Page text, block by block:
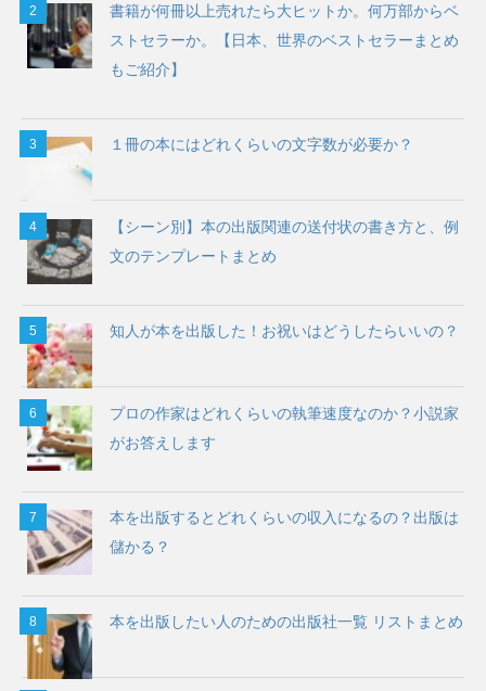
書籍が何冊以上売れたら大ヒットか。何万部からベ
ストセラーか。【日本、世界のベストセラーまとめ
もご紹介】
１冊の本にはどれくらいの文字数が必要か？
【シーン別】本の出版関連の送付状の書き方と、例
文のテンプレートまとめ
知人が本を出版した！お祝いはどうしたらいいの？
プロの作家はどれくらいの執筆速度なのか？小説家
がお答えします
本を出版するとどれくらいの収入になるの？出版は
儲かる？
本を出版したい人のための出版社一覧 リストまとめ